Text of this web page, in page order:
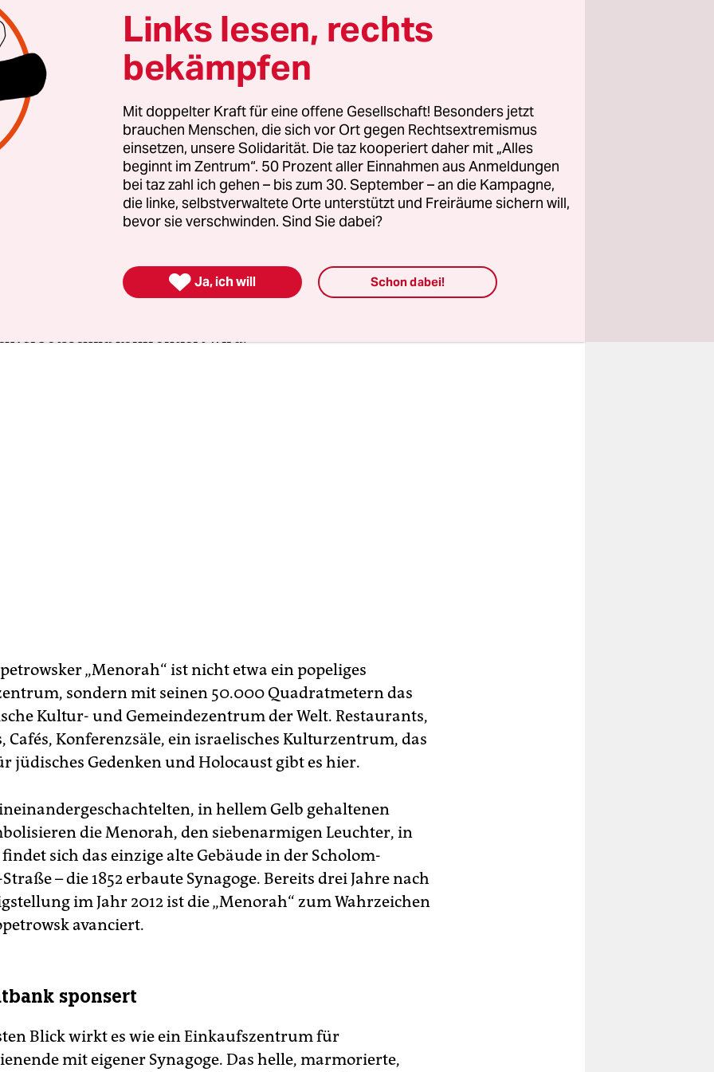
Oleg Rostovtsev. „Nun gibt es wieder die gesamte
die hier lebende Juden oder auch jüdische Gäste
strahlt. In den verschiedenen Cafés und Restaurants der
dem jüdischen Kultur- und Gemeindezentrum der Stadt,
wieder darauf geachtet, dass Fleisch- und
nicht zusammen angeboten werden.
ist Mitglied im Vorstand der jüdischen Gemeinde von
der ostukrainischen Metropole und zugleich
Stadt des Landes. Der Mittvierziger weiß, seinen
durch das Kulturzentrum. Misserfolg, so scheint es,
in der Werbebranche tätigen bärtigen Unternehmer eher
konfrontiert wird.
„Menorah“ ist nicht etwa ein popeliges
sondern mit seinen 50.000 Quadratmetern das
Kultur- und Gemeindezentrum der Welt. Restaurants,
Cafés, Konferenzsäle, ein israelisches Kulturzentrum, das
jüdisches Gedenken und Holocaust gibt es hier.
in hellem Gelb gehaltenen
die Menorah, den siebenarmigen Leuchter, in
sich das einzige alte Gebäude in der Scholom-
– die 1852 erbaute Synagoge. Bereits drei Jahre nach
im Jahr 2012 ist die „Menorah“ zum Wahrzeichen
avanciert.
sponsert
Blick wirkt es wie ein Einkaufszentrum für
mit eigener Synagoge. Das helle, marmorierte,
Links lesen, rechts
bekämpfen
Mit doppelter Kraft für eine offene Gesellschaft! Besonders jetzt
brauchen Menschen, die sich vor Ort gegen Rechtsextremismus
einsetzen, unsere Solidarität. Die taz kooperiert daher mit „Alles
beginnt im Zentrum“. 50 Prozent aller Einnahmen aus Anmeldungen
bei taz zahl ich gehen – bis zum 30. September – an die Kampagne,
die linke, selbstverwaltete Orte unterstützt und Freiräume sichern will,
bevor sie verschwinden. Sind Sie dabei?
 Ja, ich will Schon dabei!